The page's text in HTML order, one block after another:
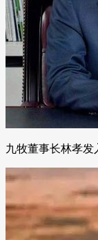
九牧董事长林孝